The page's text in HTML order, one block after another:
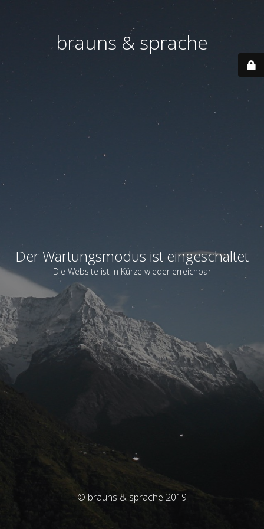
brauns & sprache
Der Wartungsmodus ist eingeschaltet
Die Website ist in Kürze wieder erreichbar
© brauns & sprache 2019